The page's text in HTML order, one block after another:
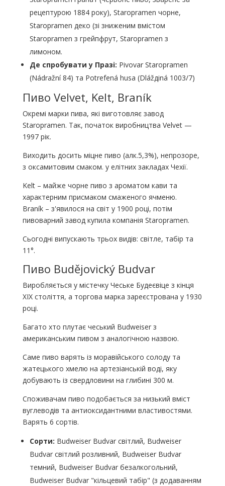
рецептурою 1884 року), Staropramen чорне,
Staropramen деко (зі зниженим вмістом
Staropramen з грейпфрут, Staropramen з
лимоном.
Де спробувати у Празі: Pivovar Staropramen
(Nádražní 84) та Potrefená husa (Dlážдіná 1003/7)
Пиво Velvet, Kelt, Braník
Окремі марки пива, які виготовляє завод
Staropramen. Так, початок виробництва Velvet —
1997 рік.
Виходить досить міцне пиво (алк.5,3%), непрозоре,
з оксамитовим смаком. у елітних закладах Чехії.
Kelt – майже чорне пиво з ароматом кави та
характерним присмаком смаженого ячменю.
Braník – з'явилося на світ у 1900 році, потім
пивоварний завод купила компанія Staropramen.
Сьогодні випускають трьох видів: світле, табір та
11°.
Пиво Budějovický Budvar
Виробляється у містечку Чеське Будеєвіце з кінця
XIX століття, а торгова марка зареєстрована у 1930
році.
Багато хто плутає чеський Budweiser з
американським пивом з аналогічною назвою.
Саме пиво варять із моравійського солоду та
жатецького хмелю на артезіанській воді, яку
добувають із свердловини на глибині 300 м.
Споживачам пиво подобається за низький вміст
вуглеводів та антиоксидантними властивостями.
Варять 6 сортів.
Сорти: Budweiser Budvar світлий, Budweiser
Budvar світлий розливний, Budweiser Budvar
темний, Budweiser Budvar безалкогольний,
Budweiser Budvar "кільцевий табір" (з додаванням